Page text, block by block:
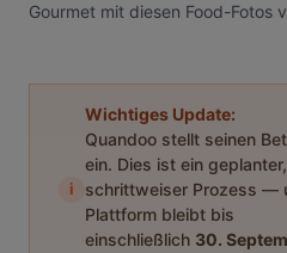
Gourmet mit diesen Food-Fotos
i
Wichtiges Update:
Quandoo stellt seinen
ein. Dies ist ein geplanter,
schrittweiser Prozess —
Plattform bleibt bis
einschließlich 30.